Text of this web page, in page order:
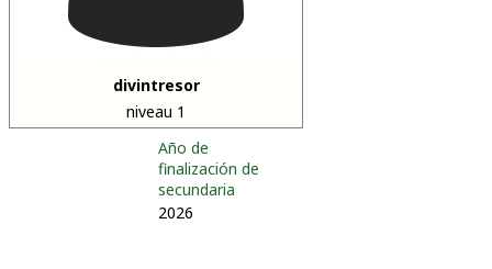
divintresor
niveau 1
Año de
finalización de
secundaria
2026